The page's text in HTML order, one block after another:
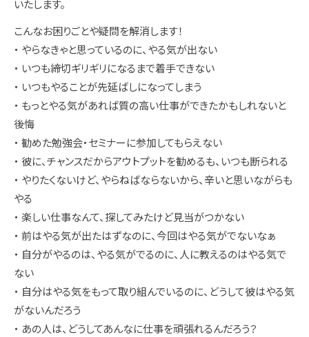
いたします。
こんなお困りごとや疑問を解消します！
・ やらなきゃと思っているのに、やる気が出ない
・ いつも締切ギリギリになるまで着手できない
・ いつもやることが先延ばしになってしまう
・ もっとやる気があれば質の高い仕事ができたかもしれないと
後悔
・ 勧めた勉強会・セミナーに参加してもらえない
・ 彼に、チャンスだからアウトプットを勧めるも、いつも断られる
・ やりたくないけど、やらねばならないから、辛いと思いながらも
やる
・ 楽しい仕事なんて、探してみたけど見当がつかない
・ 前はやる気が出たはずなのに、今回はやる気がでないなぁ
・ 自分がやるのは、やる気がでるのに、人に教えるのはやる気で
ない
・ 自分はやる気をもって取り組んでいるのに、どうして彼はやる気
がないんだろう
・ あの人は、どうしてあんなに仕事を頑張れるんだろう？